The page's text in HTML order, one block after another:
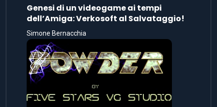
Genesi di un videogame ai tempi
dell’Amiga: Verkosoft al Salvataggio!
Simone Bernacchia